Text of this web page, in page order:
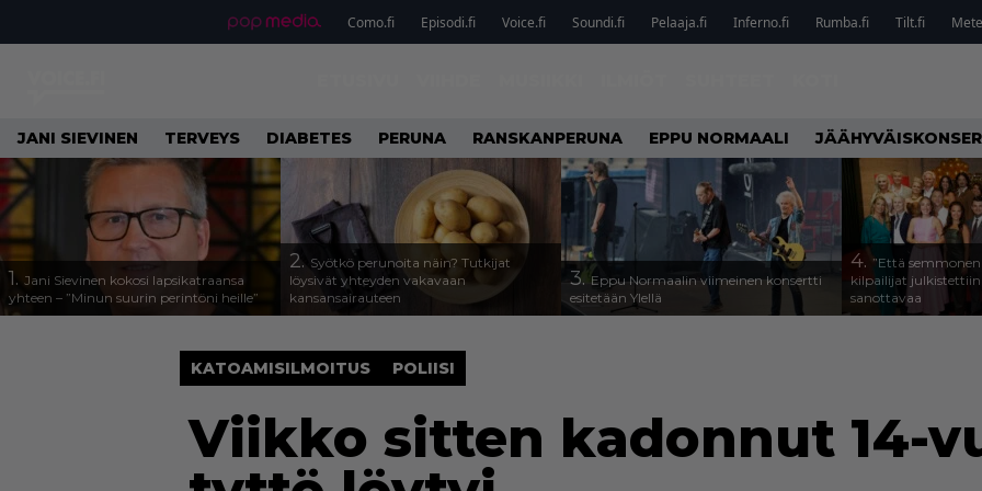
Como.fi Episodi.fi Voice.fi Soundi.fi Pelaaja.fi Inferno.fi Rumba.fi Tilt.fi
JANI SIEVINEN TERVEYS DIABETES PERUNA RANSKANPERUNA EPPU NORMAALI
1. Jani Sievinen kokosi lapsikatraansa
yhteen – ”Minun suurin perintöni heille”
2. Syötkö perunoita näin? Tutkijat
löysivät yhteyden vakavaan
kansansairauteen
3. Eppu Normaalin viimeinen konsertti
esitetään Ylellä
4. ”Että semmonen
kilpailijat julkistettiin
sanottavaa
KATOAMISILMOITUS POLIISI
Viikko sitten kadonnut 14-